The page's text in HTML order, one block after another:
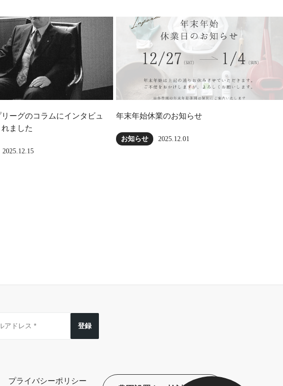
ーグのコラムにインタビュ
ました
2025.12.15
年末年始休業のお知らせ
お知らせ 2025.12.01
登録
プライバシーポリシー